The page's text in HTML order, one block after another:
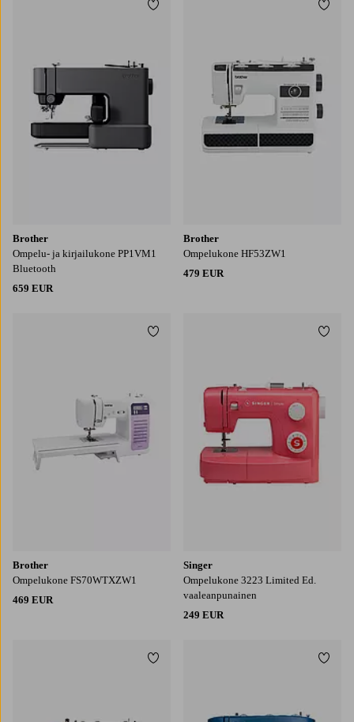
Brother
Ompelu- ja kirjailukone PP1VM1
Bluetooth
659 EUR
Lisää suosikkeihin
Brother
Ompelukone HF53ZW1
479 EUR
Brother
Ompelukone FS70WTXZW1
469 EUR
Lisää suosikkeihin
Singer
Ompelukone 3223 Limited Ed.
vaaleanpunainen
249 EUR
Lisää suosikkeihin